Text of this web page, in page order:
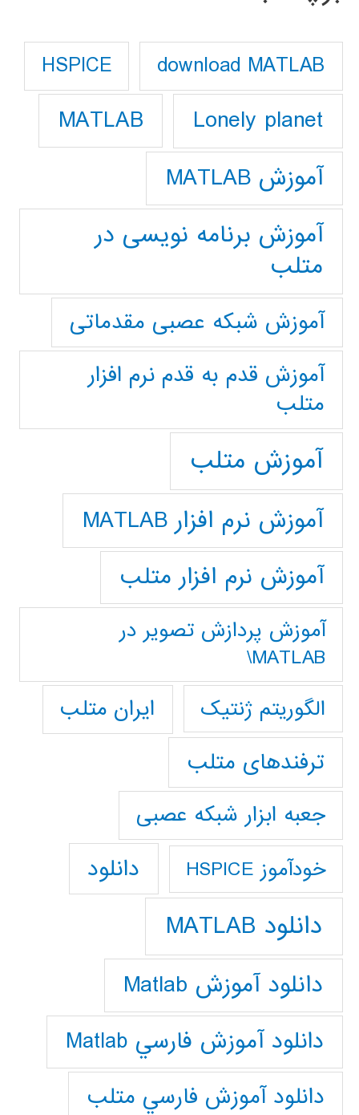
download MATLAB
HSPICE
Lonely planet
MATLAB
آموزش MATLAB
آموزش برنامه نویسی در
متلب
آموزش شبکه عصبی مقدماتی
آموزش قدم به قدم نرم افزار
متلب
آموزش متلب
آموزش نرم افزار MATLAB
آموزش نرم افزار متلب
آموزش پردازش تصوير در
MATLAB\
الگوریتم ژنتیک
ایران متلب
ترفندهای متلب
جعبه ابزار شبکه عصبی
خودآموز HSPICE دانلود
دانلود MATLAB
دانلود آموزش Matlab
دانلود آموزش فارسي Matlab
دانلود آموزش فارسي متلب